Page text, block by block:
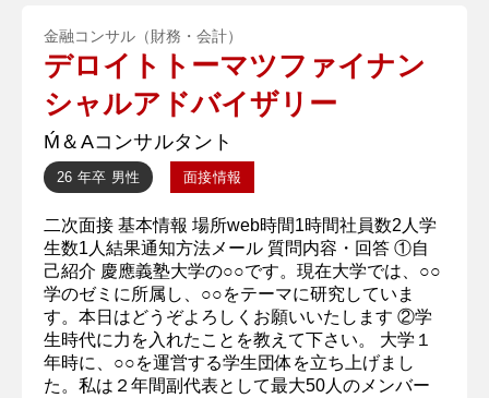
金融コンサル（財務・会計）
デロイトトーマツファイナン
シャルアドバイザリー
Ḿ＆Aコンサルタント
26 年卒 男性 面接情報
二次面接 基本情報 場所web時間1時間社員数2人学
生数1人結果通知方法メール 質問内容・回答 ①自
己紹介 慶應義塾大学の○○です。現在大学では、○○
学のゼミに所属し、○○をテーマに研究していま
す。本日はどうぞよろしくお願いいたします ②学
生時代に力を入れたことを教えて下さい。 大学１
年時に、○○を運営する学生団体を立ち上げまし
た。私は２年間副代表として最大50人のメンバー